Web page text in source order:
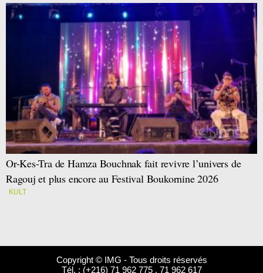
Or-Kes-Tra de Hamza Bouchnak fait revivre l’univers de
Ragouj et plus encore au Festival Boukornine 2026
KULT
Copyright © IMG - Tous droits réservés
Tél. : (+216) 71 962 775 . 71 962 617